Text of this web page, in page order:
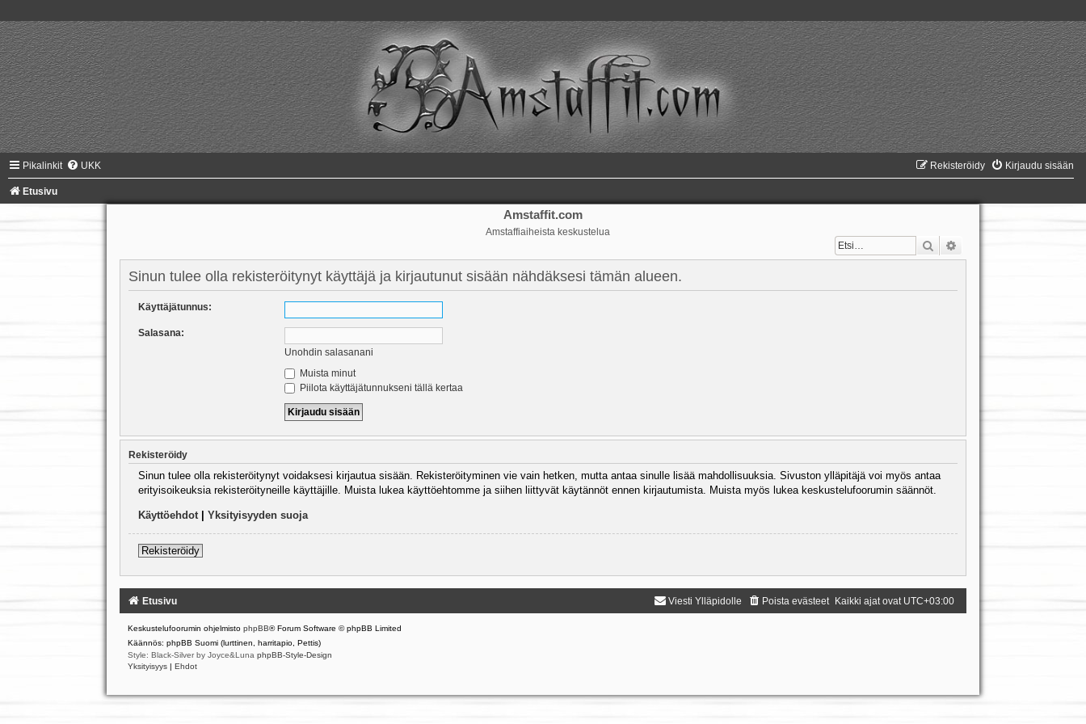
Pikalinkit UKK Kirjaudu sisään
Rekisteröidy
Etusivu
Amstaffit.com
Amstaffiaiheista keskustelua
Etsi
Sinun tulee olla rekisteröitynyt käyttäjä ja kirjautunut sisään nähdäksesi tämän alueen.
Käyttäjätunnus:
Salasana:
Unohdin salasanani
Muista minut
Piilota käyttäjätunnukseni tällä kertaa
Rekisteröidy
Sinun tulee olla rekisteröitynyt voidaksesi kirjautua sisään. Rekisteröityminen vie vain hetken, mutta antaa sinulle lisää mahdollisuuksia. Sivuston ylläpitäjä voi myös antaa
erityisoikeuksia rekisteröityneille käyttäjille. Muista lukea käyttöehtomme ja siihen liittyvät käytännöt ennen kirjautumista. Muista myös lukea keskustelufoorumin säännöt.
Käyttöehdot| Yksityisyyden suoja
Rekisteröidy
Etusivu Kaikki ajat ovat UTC+03:00
Poista evästeet
Viesti Ylläpidolle
Keskustelufoorumin ohjelmisto phpBB® Forum Software © phpBB Limited
Käännös: phpBB Suomi (lurttinen, harritapio, Pettis)
Style: Black-Silver by Joyce&Luna phpBB-Style-Design
Yksityisyys | Ehdot